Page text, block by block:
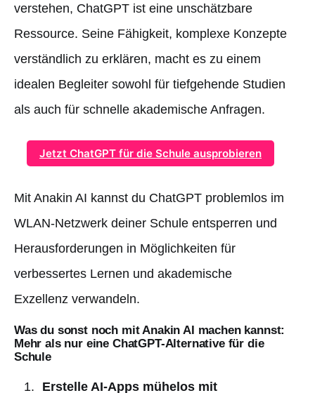
verstehen, ChatGPT ist eine unschätzbare
Ressource. Seine Fähigkeit, komplexe Konzepte
verständlich zu erklären, macht es zu einem
idealen Begleiter sowohl für tiefgehende Studien
als auch für schnelle akademische Anfragen.
Jetzt ChatGPT für die Schule ausprobieren
Mit Anakin AI kannst du ChatGPT problemlos im
WLAN-Netzwerk deiner Schule entsperren und
Herausforderungen in Möglichkeiten für
verbessertes Lernen und akademische
Exzellenz verwandeln.
Was du sonst noch mit Anakin AI machen kannst:
Mehr als nur eine ChatGPT-Alternative für die
Schule
Erstelle AI-Apps mühelos mit